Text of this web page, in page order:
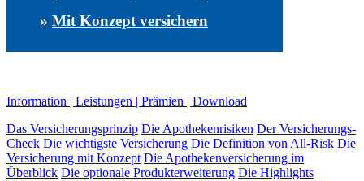
» Mit Konzept versichern
Information | Leistungen | Prämien | Download
Das Versicherungsprinzip Die Apothekenrisiken Der Versicherungs-
Check Die wichtigste Versicherung Die Definition von All-Risk Die
Versicherung mit Konzept Die Apothekenversicherung im
Überblick Die optionale Produkterweiterung Die Highlights